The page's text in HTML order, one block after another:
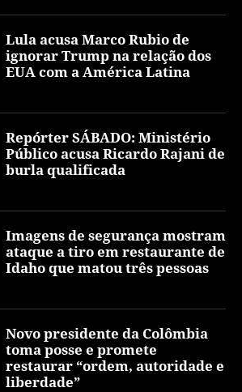
Lula acusa Marco Rubio de
ignorar Trump na relação dos
EUA com a América Latina
Repórter SÁBADO: Ministério
Público acusa Ricardo Rajani de
burla qualificada
Imagens de segurança mostram
ataque a tiro em restaurante de
Idaho que matou três pessoas
Novo presidente da Colômbia
toma posse e promete
restaurar “ordem, autoridade e
liberdade”